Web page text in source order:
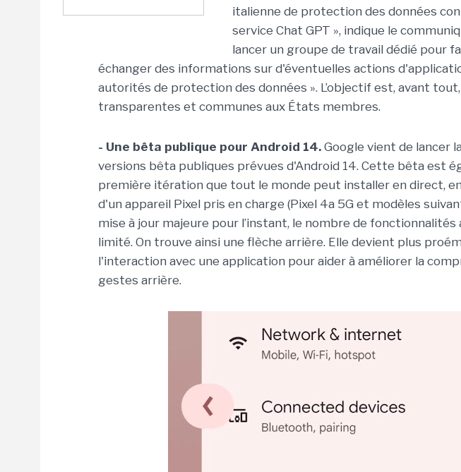
italienne de protection des données
service Chat GPT », indique le
lancer un groupe de travail dédié pour
échanger des informations sur d'éventuelles actions
autorités de protection des données ». L’objectif est, avant
transparentes et communes aux États membres.
- Une bêta publique pour Android 14. Google vient de lancer
versions bêta publiques prévues d'Android 14. Cette bêta est
première itération que tout le monde peut installer en direct,
d'un appareil Pixel pris en charge (Pixel 4a 5G et modèles
mise à jour majeure pour l’instant, le nombre de
limité. On trouve ainsi une flèche arrière. Elle devient plus
l'interaction avec une application pour aider à améliorer la
gestes arrière.